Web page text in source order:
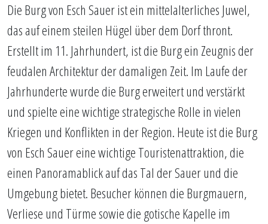
Die Burg von Esch Sauer ist ein mittelalterliches Juwel,
das auf einem steilen Hügel über dem Dorf thront.
Erstellt im 11. Jahrhundert, ist die Burg ein Zeugnis der
feudalen Architektur der damaligen Zeit. Im Laufe der
Jahrhunderte wurde die Burg erweitert und verstärkt
und spielte eine wichtige strategische Rolle in vielen
Kriegen und Konflikten in der Region. Heute ist die Burg
von Esch Sauer eine wichtige Touristenattraktion, die
einen Panoramablick auf das Tal der Sauer und die
Umgebung bietet. Besucher können die Burgmauern,
Verliese und Türme sowie die gotische Kapelle im